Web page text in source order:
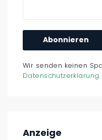
Wir senden keinen
Datenschutzerklärung.
Anzeige